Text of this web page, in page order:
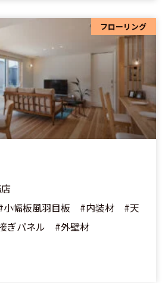
フローリング
幅板風羽目板 #内装材 #天
ぎパネル #外壁材